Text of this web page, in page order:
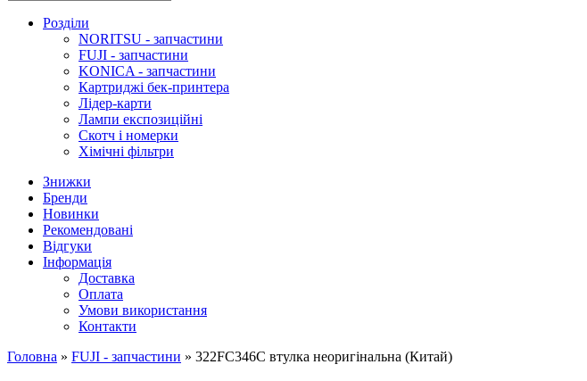
Розділи
NORITSU - запчастини
FUJI - запчастини
KONICA - запчастини
Картриджі бек-принтера
Лідер-карти
Лампи експозиційні
Скотч і номерки
Хімічні фільтри
Знижки
Бренди
Новинки
Рекомендовані
Відгуки
Інформація
Доставка
Оплата
Умови використання
Контакти
Головна » FUJI - запчастини » 322FC346C втулка неоригінальна (Китай)